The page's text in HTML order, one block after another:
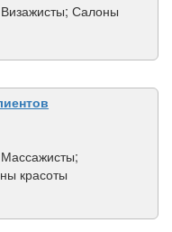
Салоны
красоты